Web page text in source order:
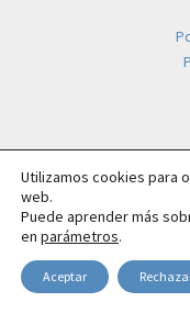
Utilizamos cookies para
web.
Puede aprender más
en parámetros.
Aceptar